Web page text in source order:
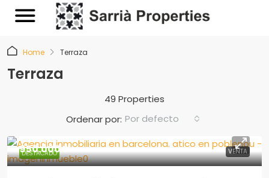
Home Terraza
Terraza
49 Properties
Ordenar por: Por defecto
DESTACADO VENTA
950.000€